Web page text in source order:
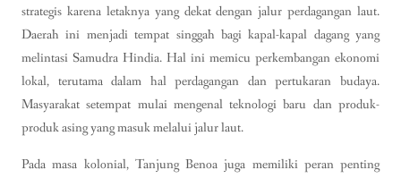
strategis karena letaknya yang dekat dengan jalur perdagangan laut.
Daerah ini menjadi tempat singgah bagi kapal-kapal dagang yang
melintasi Samudra Hindia. Hal ini memicu perkembangan ekonomi
lokal, terutama dalam hal perdagangan dan pertukaran budaya.
Masyarakat setempat mulai mengenal teknologi baru dan produk-
produk asing yang masuk melalui jalur laut.
Pada masa kolonial, Tanjung Benoa juga memiliki peran penting